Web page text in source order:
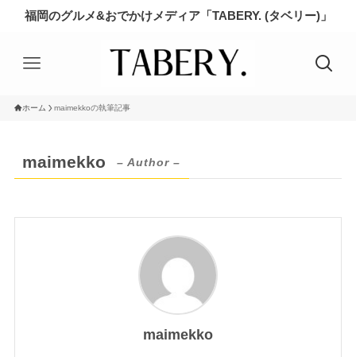
福岡のグルメ&おでかけメディア「TABERY. (タベリー)」
ホーム maimekkoの執筆記事
maimekko – Author –
maimekko